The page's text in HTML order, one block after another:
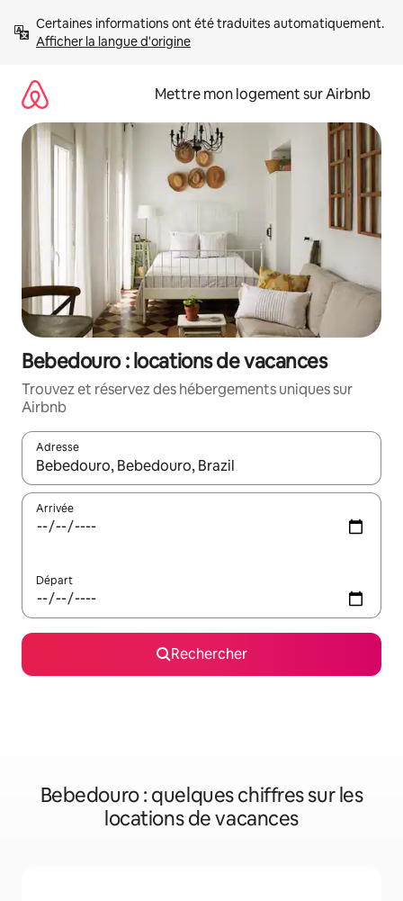
directement
Afficher la langue d'origine
Mettre mon logement sur Airbnb
Bebedouro : locations de vacances
Trouvez et réservez des hébergements uniques sur
Airbnb
Adresse
Lorsque les résultats s'affichent, utilisez les flèches vers le
Arrivée
Départ
Rechercher
Bebedouro : quelques chiffres sur les
locations de vacances